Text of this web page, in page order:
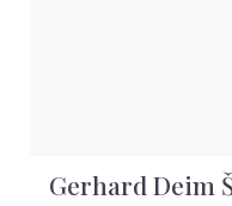
Gerhard Deim